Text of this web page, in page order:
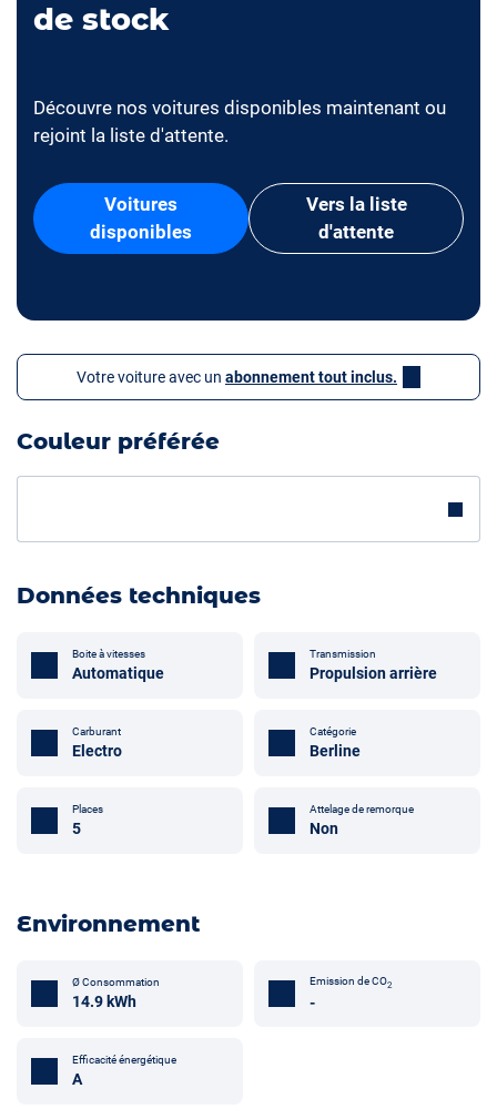
de stock
Découvre nos voitures disponibles maintenant ou
rejoint la liste d'attente.
Voitures
disponibles
Vers la liste
d'attente
Votre voiture avec un abonnement tout inclus.
Couleur préférée
Données techniques
Boite à vitesses
Automatique
Transmission
Propulsion arrière
Carburant
Electro
Catégorie
Berline
Places
5
Attelage de remorque
Non
Environnement
Ø Consommation
14.9 kWh
Emission de CO2
-
Efficacité énergétique
A